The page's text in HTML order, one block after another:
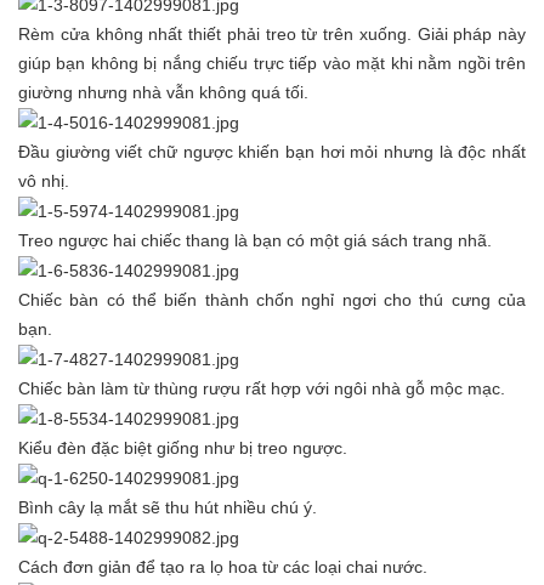
Rèm cửa không nhất thiết phải treo từ trên xuống. Giải pháp này
giúp bạn không bị nắng chiếu trực tiếp vào mặt khi nằm ngồi trên
giường nhưng nhà vẫn không quá tối.
Đầu giường viết chữ ngược khiến bạn hơi mỏi nhưng là độc nhất
vô nhị.
Treo ngược hai chiếc thang là bạn có một giá sách trang nhã.
Chiếc bàn có thể biến thành chốn nghỉ ngơi cho thú cưng của
bạn.
Chiếc bàn làm từ thùng rượu rất hợp với ngôi nhà gỗ mộc mạc.
Kiểu đèn đặc biệt giống như bị treo ngược.
Bình cây lạ mắt sẽ thu hút nhiều chú ý.
Cách đơn giản để tạo ra lọ hoa từ các loại chai nước.